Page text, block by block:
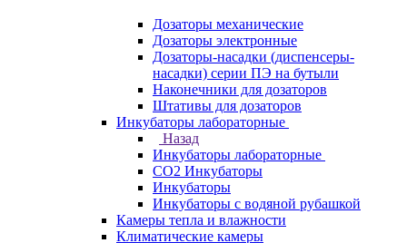
Дозаторы механические
Дозаторы электронные
Дозаторы-насадки (диспенсеры-
насадки) серии ПЭ на бутыли
Наконечники для дозаторов
Штативы для дозаторов
Инкубаторы лабораторные
Назад
Инкубаторы лабораторные
CO2 Инкубаторы
Инкубаторы
Инкубаторы с водяной рубашкой
Камеры тепла и влажности
Климатические камеры